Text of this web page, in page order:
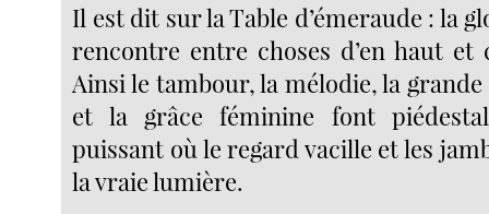
Il est dit sur la Table d’émeraude : la
rencontre entre choses d’en haut et
Ainsi le tambour, la mélodie, la grande
et la grâce féminine font
puissant où le regard vacille et les
la vraie lumière.